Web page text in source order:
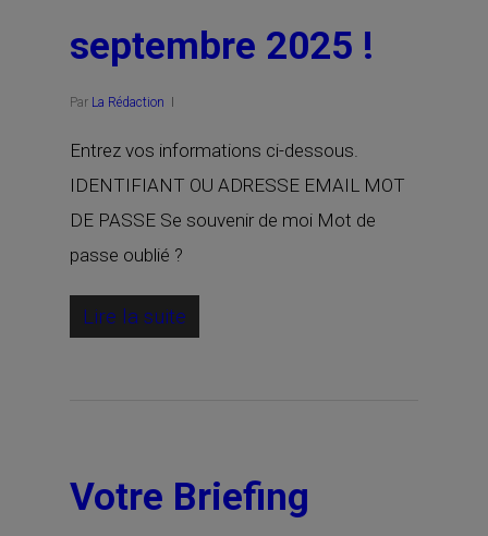
septembre 2025 !
Par La Rédaction
Entrez vos informations ci-dessous.
IDENTIFIANT OU ADRESSE EMAIL MOT
DE PASSE Se souvenir de moi Mot de
passe oublié ?
Lire la suite
Votre Briefing